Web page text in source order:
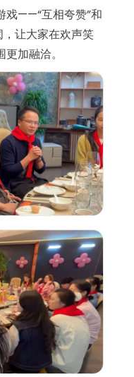
戏——“互相夸赞”和
，让大家在欢声笑
加融洽。